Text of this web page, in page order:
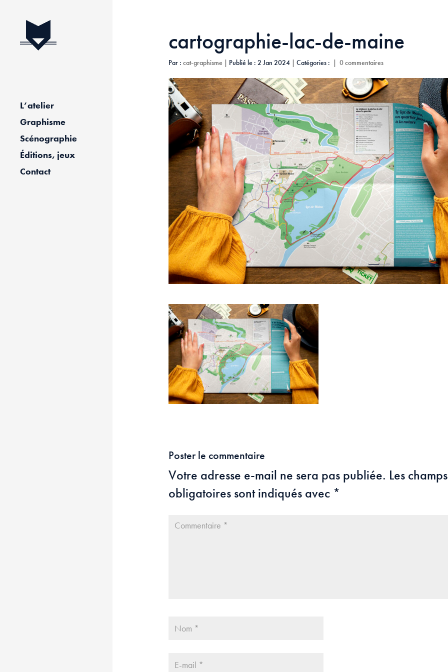
L’atelier
Graphisme
Scénographie
Éditions, jeux
Contact
cartographie-lac-de-maine
Par : cat-graphisme | Publié le : 2 Jan 2024 | Catégories : | 0 commentaires
Poster le commentaire
Votre adresse e-mail ne sera pas publiée. Les champs
obligatoires sont indiqués avec *